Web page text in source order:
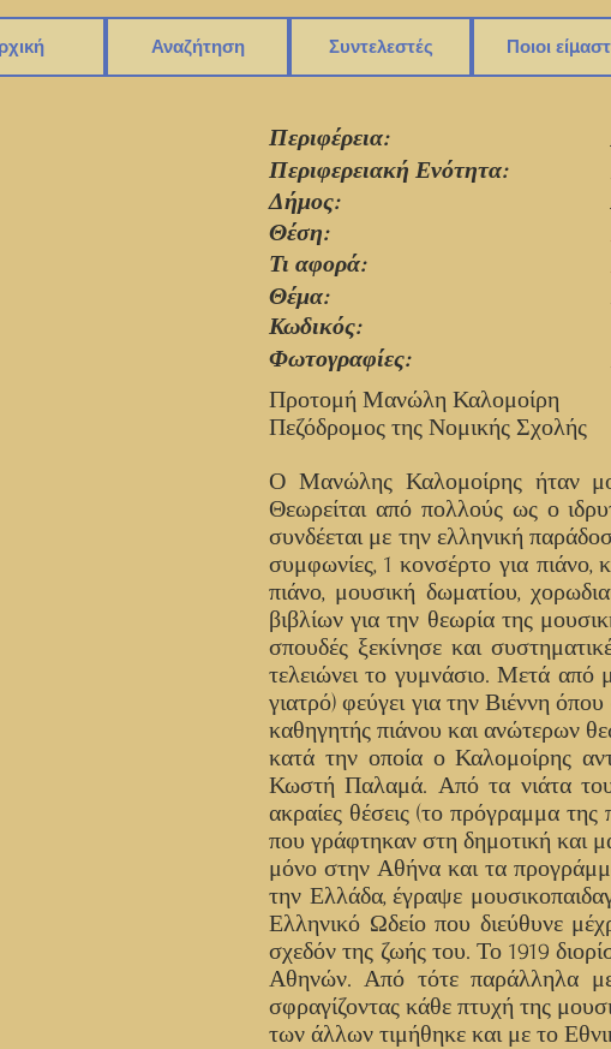
Αναζήτηση Συντελεστές Ποιοι
Περιφέρεια:
Περιφερειακή Ενότητα:
Δήμος:
Θέση:
Τι αφορά:
Θέμα:
Κωδικός:
Φωτογραφίες:
Προτομή Μανώλη Καλομοίρη
Πεζόδρομος της Νομικής Σχολής
Ο Μανώλης Καλομοίρης ήταν
Θεωρείται από πολλούς ως ο
συνδέεται με την ελληνική
συμφωνίες, 1 κονσέρτο για
πιάνο, μουσική δωματίου,
βιβλίων για την θεωρία της
σπουδές ξεκίνησε και
τελειώνει το γυμνάσιο. Μετά από
γιατρό) φεύγει για την Βιέννη
καθηγητής πιάνου και ανώτερων
κατά την οποία ο Καλομοίρης
Κωστή Παλαμά. Από τα νιάτα του
ακραίες θέσεις (το πρόγραμμα
που γράφτηκαν στη δημοτική και
μόνο στην Αθήνα και τα
την Ελλάδα, έγραψε
Ελληνικό Ωδείο που διεύθυνε
σχεδόν της ζωής του. Το 1919
Αθηνών. Από τότε παράλληλα με
σφραγίζοντας κάθε πτυχή της
των άλλων τιμήθηκε και με το